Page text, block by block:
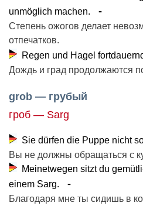
unmöglich machen.
Степень ожогов делает
отпечатков.
Regen und Hagel
Дождь и град продолжаются
grob — грубый
гроб — Sarg
Sie dürfen die Puppe nicht
Вы не должны обращаться с
Meinetwegen sitzt du
einem Sarg.
Благодаря мне ты сидишь в